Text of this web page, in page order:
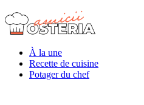
À la une
Recette de cuisine
Potager du chef